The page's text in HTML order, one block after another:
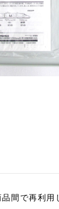
品間で再利